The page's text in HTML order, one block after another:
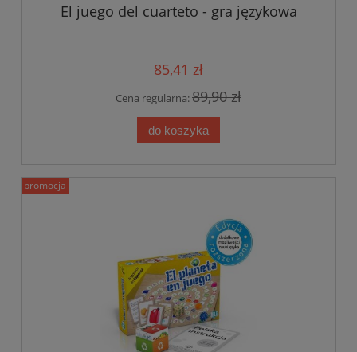
El juego del cuarteto - gra językowa
85,41 zł
Cena regularna:89,90 zł
do koszyka
promocja